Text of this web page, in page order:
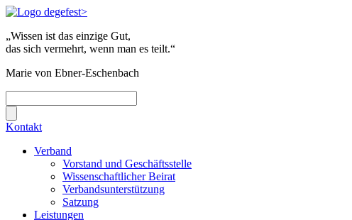
„Wissen ist das einzige Gut,
das sich vermehrt, wenn man es teilt.“
Marie von Ebner-Eschenbach
Kontakt
Verband
Vorstand und Geschäftsstelle
Wissenschaftlicher Beirat
Verbandsunterstützung
Satzung
Leistungen